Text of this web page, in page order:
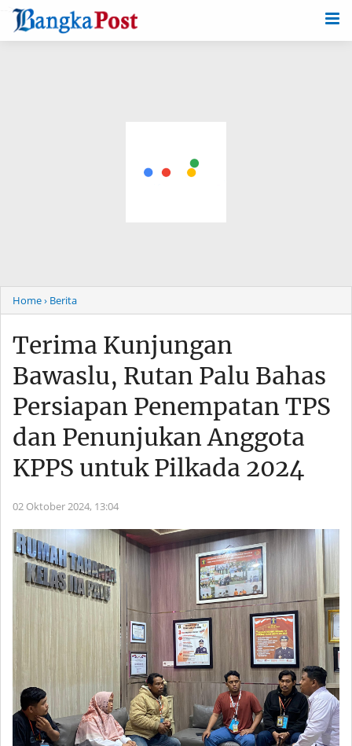
-->
Home› Berita
Terima Kunjungan
Bawaslu, Rutan Palu Bahas
Persiapan Penempatan TPS
dan Penunjukan Anggota
KPPS untuk Pilkada 2024
02 Oktober 2024, 13:04